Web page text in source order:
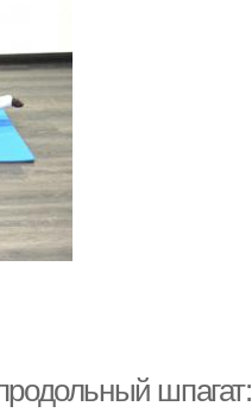
шпагат: